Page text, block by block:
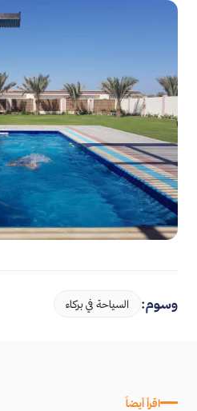
وسوم: السياحة في بركاء
اقرأ أيضاً